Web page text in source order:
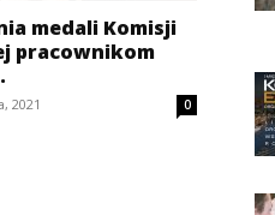
medali Komisji
pracownikom
2021 0